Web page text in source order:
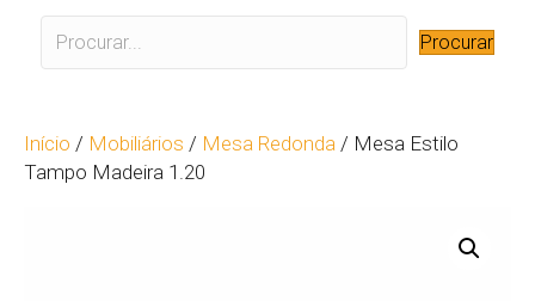
Procurar
Início / Mobiliários / Mesa Redonda / Mesa Estilo
Tampo Madeira 1.20